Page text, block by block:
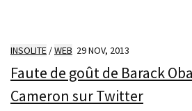
INSOLITE /WEB 29 NOV, 2013
Faute de goût de Barack
Cameron sur Twitter